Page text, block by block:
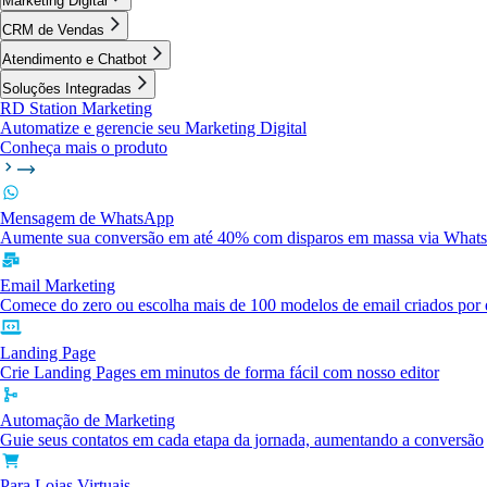
CRM de Vendas
Atendimento e Chatbot
Soluções Integradas
RD Station Marketing
Automatize e gerencie seu Marketing Digital
Conheça mais o produto
Mensagem de WhatsApp
Aumente sua conversão em até 40% com disparos em massa via
Email Marketing
Comece do zero ou escolha mais de 100 modelos de email criados por
Landing Page
Crie Landing Pages em minutos de forma fácil com nosso editor
Automação de Marketing
Guie seus contatos em cada etapa da jornada, aumentando a conversão